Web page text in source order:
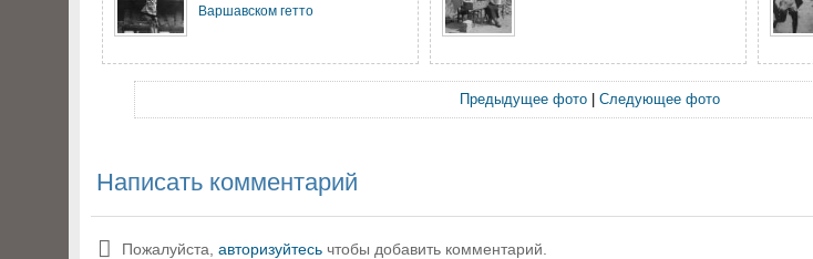
Варшавском гетто
Предыдущее фото| Следующее фото
Написать комментарий
Пожалуйста, авторизуйтесь чтобы добавить комментарий.